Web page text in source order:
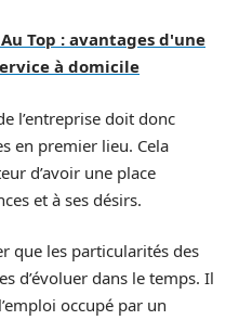
Top : avantages d'une
à domicile
l’entreprise doit donc
en premier lieu. Cela
d’avoir une place
et à ses désirs.
que les particularités des
d’évoluer dans le temps. Il
occupé par un